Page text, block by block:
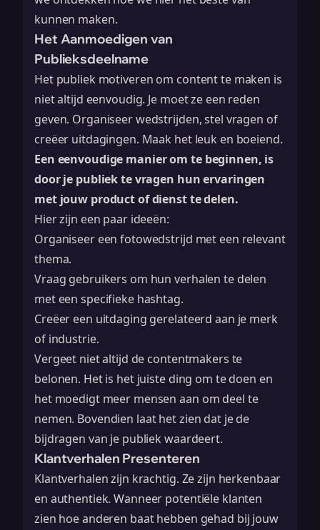
kunnen maken.
Het Aanmoedigen van
Publieksdeelname
Het publiek motiveren om content te maken is
niet altijd eenvoudig. Je moet ze een reden
geven. Organiseer wedstrijden, stel vragen of
creëer uitdagingen. Maak het leuk en boeiend.
Een eenvoudige manier om te beginnen, is
door je publiek te vragen hun ervaringen
met jouw product of dienst te delen.
Hier zijn een paar ideeën:
Organiseer een fotowedstrijd met een relevant
thema.
Vraag gebruikers om hun verhalen te delen
met een specifieke hashtag.
Creëer een uitdaging gerelateerd aan je merk
of industrie.
Vergeet niet altijd de contentmakers te
belonen. Het is het juiste ding om te doen en
het moedigt meer mensen aan om deel te
nemen. Bovendien laat het zien dat je de
bijdragen van je publiek waardeert.
Klantverhalen Presenteren
Klantverhalen zijn krachtig. Ze zijn herkenbaar
en authentiek. Wanneer potentiële klanten
zien hoe anderen baat hebben gehad bij jouw